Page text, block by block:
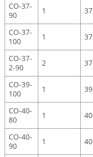
CO-37-
90
1 37
CO-37-
100
1 37
CO-37-
2-90
2 37
CO-39-
100
1 39
CO-40-
80
1 40
CO-40-
90
1 40